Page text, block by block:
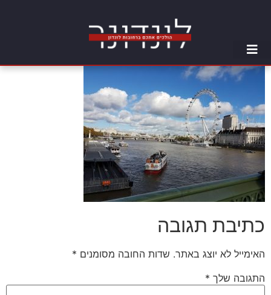
כתיבת תגובה
האימייל לא יוצג באתר. שדות החובה מסומנים *
התגובה שלך *